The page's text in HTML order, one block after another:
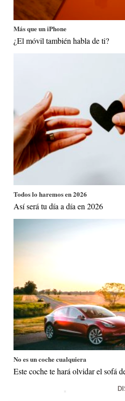
Más que un iPhone
¿El móvil también habla de ti?
Todos lo haremos en 2026
Así será tu día a día en 2026
No es un coche cualquiera
Este coche te hará olvidar el sofá